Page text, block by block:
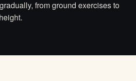
from ground exercises to